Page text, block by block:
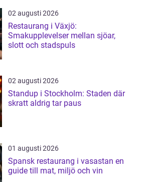
02 augusti 2026
Restaurang i Växjö:
Smakupplevelser mellan sjöar,
slott och stadspuls
02 augusti 2026
Standup i Stockholm: Staden där
skratt aldrig tar paus
01 augusti 2026
Spansk restaurang i vasastan en
guide till mat, miljö och vin